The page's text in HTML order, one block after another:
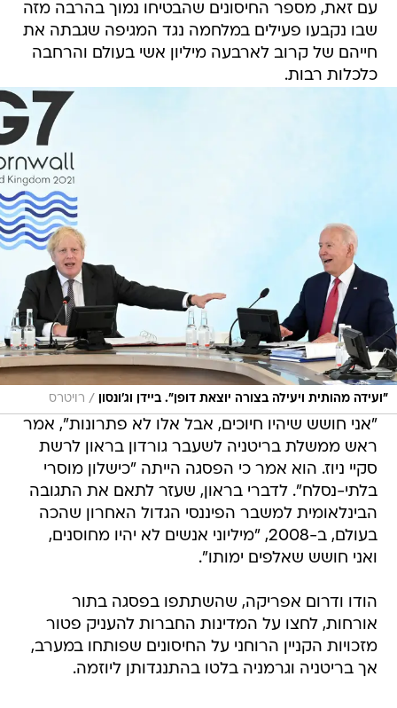
עם זאת, מספר החיסונים שהבטיחו נמוך בהרבה מזה
שבו נקבעו פעילים במלחמה נגד המגיפה שגבתה את
חייהם של קרוב לארבעה מיליון אשי בעולם והרחבה
כלכלות רבות.
"ועידה מהותית ויעילה בצורה יוצאת דופן". ביידן וג'ונסון / רויטרס
"אני חושש שיהיו חיוכים, אבל אלו לא פתרונות", אמר
ראש ממשלת בריטניה לשעבר גורדון בראון לרשת
סקיי ניוז. הוא אמר כי הפסגה הייתה "כישלון מוסרי
בלתי-נסלח". לדברי בראון, שעזר לתאם את התגובה
הבינלאומית למשבר הפיננסי הגדול האחרון שהכה
בעולם, ב-2008, "מיליוני אנשים לא יהיו מחוסנים,
ואני חושש שאלפים ימותו".
הודו ודרום אפריקה, שהשתתפו בפסגה בתור
אורחות, לחצו על המדינות החברות להעניק פטור
מזכויות הקניין הרוחני על החיסונים שפותחו במערב,
אך בריטניה וגרמניה בלטו בהתנגדותן ליוזמה.